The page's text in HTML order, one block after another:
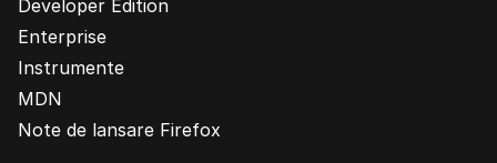
Developer Edition
Enterprise
Instrumente
MDN
Note de lansare Firefox